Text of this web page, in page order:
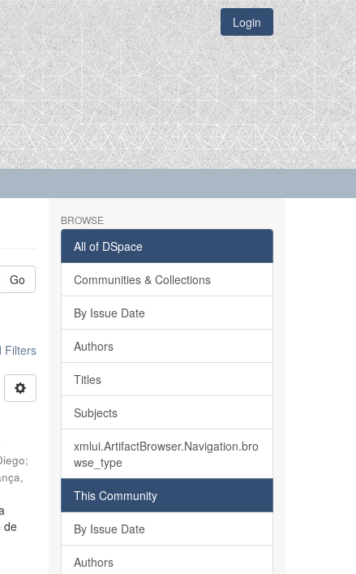
Login
Go
Filters
;
de
BROWSE
All of DSpace
Communities & Collections
By Issue Date
Authors
Titles
Subjects
xmlui.ArtifactBrowser.Navigation.bro
wse_type
This Community
By Issue Date
Authors